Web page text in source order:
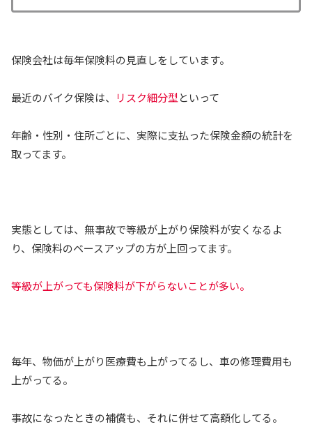
保険会社は毎年保険料の見直しをしています。
最近のバイク保険は、 リスク細分型といって
年齢・性別・住所ごとに、実際に支払った保険金額の統計を
取ってます。
実態としては、無事故で等級が上がり保険料が安くなるよ
り、保険料のベースアップの方が上回ってます。
等級が上がっても保険料が下がらないことが多い。
毎年、物価が上がり医療費も上がってるし、車の修理費用も
上がってる。
事故になったときの補償も、それに併せて高額化してる。